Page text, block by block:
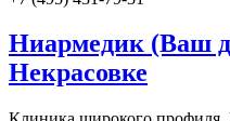
Ниармедик (Ваш
Некрасовке